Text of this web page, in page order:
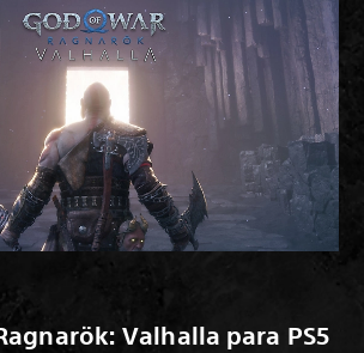
Valhalla para PS5